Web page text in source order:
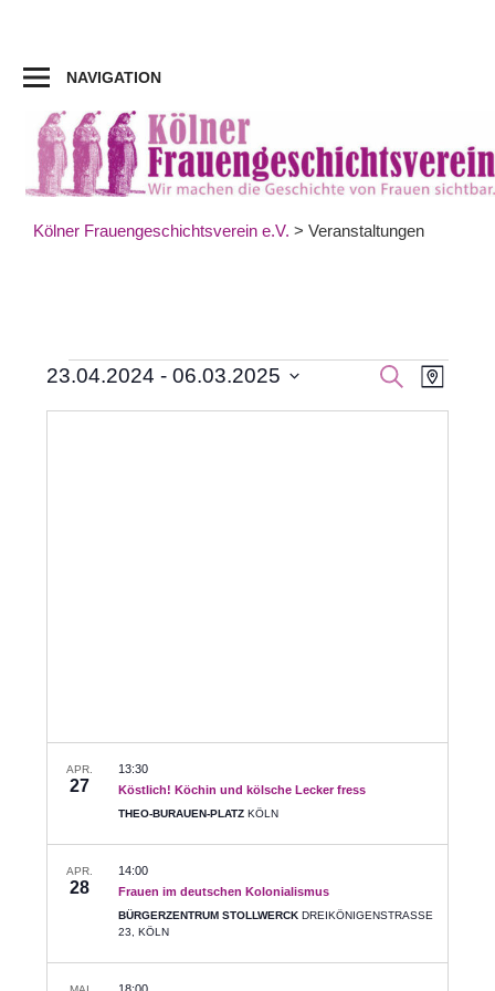
springen
NAVIGATION
Kölner Frauengeschichtsverein e.V. > Veranstaltungen
Veranstaltungen SUCHE
KARTE
23.04.2024 - 06.03.2025
APR.
27 Köstlich! Köchin und kölsche Lecker fress
13:30
THEO-BURAUEN-PLATZ KÖLN
APR.
28 Frauen im deutschen Kolonialismus
14:00
BÜRGERZENTRUM STOLLWERCK DREIKÖNIGENSTRASSE 2
3, KÖLN